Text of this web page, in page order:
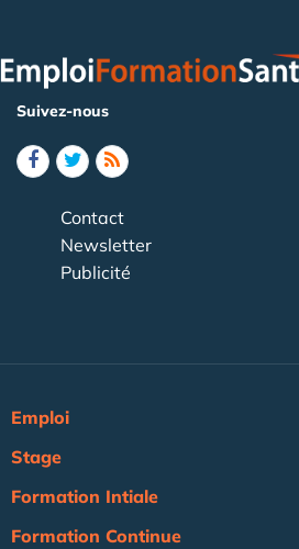
Suivez-nous
Contact
Newsletter
Publicité
Emploi
Stage
Formation Intiale
Formation Continue